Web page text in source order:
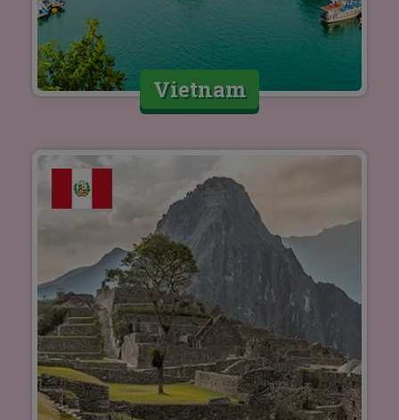
Vietnam